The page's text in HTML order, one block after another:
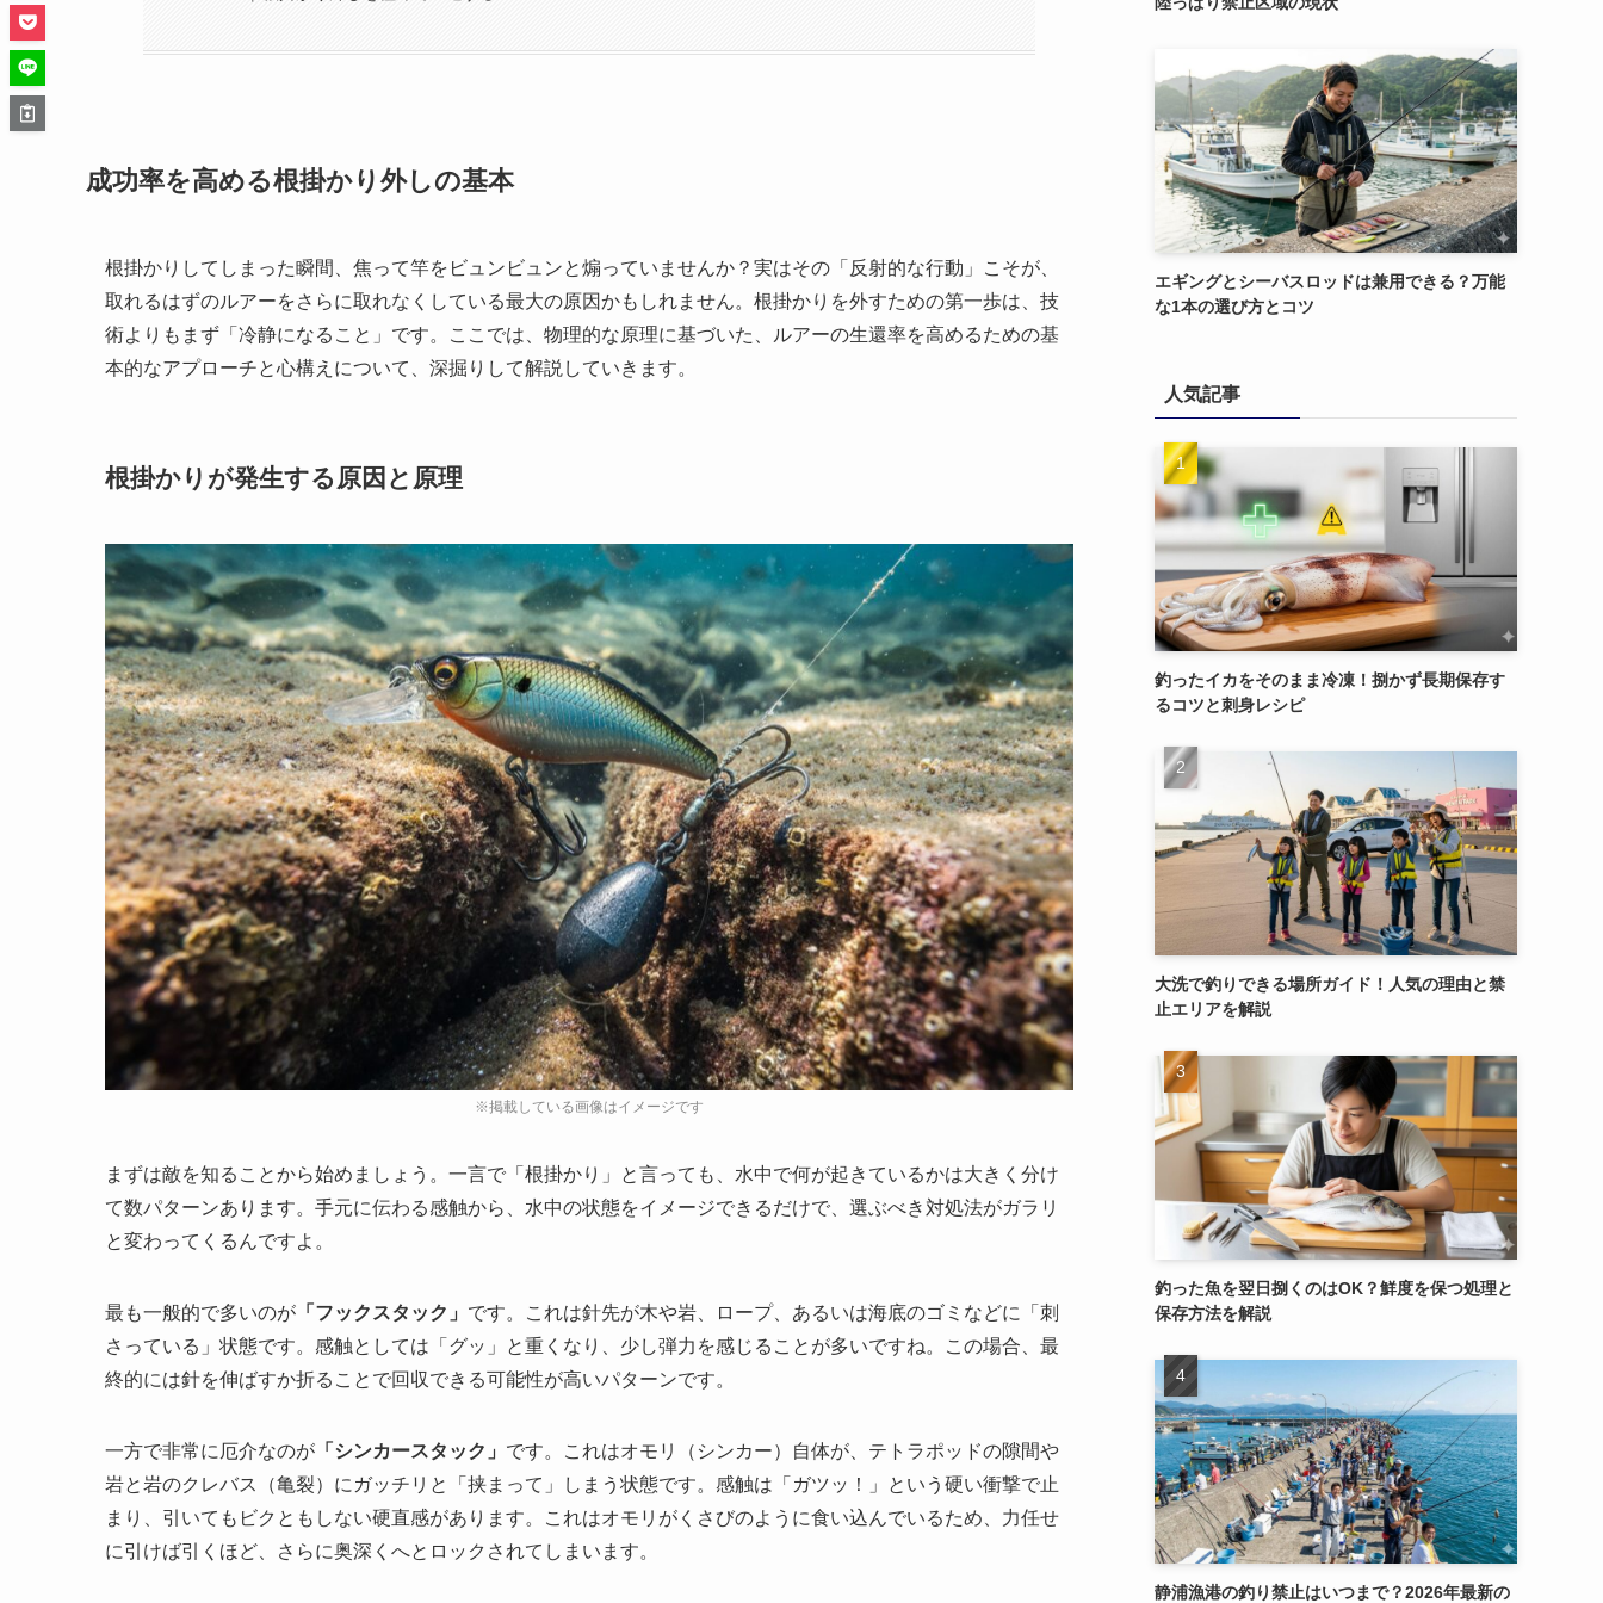
成功率を高める根掛かり外しの基本
根掛かりしてしまった瞬間、焦って竿をビュンビュンと煽っていませんか？実はその「反射的な行動」こそが、
取れるはずのルアーをさらに取れなくしている最大の原因かもしれません。根掛かりを外すための第一歩は、技
術よりもまず「冷静になること」です。ここでは、物理的な原理に基づいた、ルアーの生還率を高めるための基
本的なアプローチと心構えについて、深掘りして解説していきます。
根掛かりが発生する原因と原理
まずは敵を知ることから始めましょう。一言で「根掛かり」と言っても、水中で何が起きているかは大きく分け
て数パターンあります。手元に伝わる感触から、水中の状態をイメージできるだけで、選ぶべき対処法がガラリ
と変わってくるんですよ。
最も一般的で多いのが 「フックスタック」 です。これは針先が木や岩、ロープ、あるいは海底のゴミなどに「刺
さっている」状態です。感触としては「グッ」と重くなり、少し弾力を感じることが多いですね。この場合、最
終的には針を伸ばすか折ることで回収できる可能性が高いパターンです。
一方で非常に厄介なのが 「シンカースタック」 です。これはオモリ（シンカー）自体が、テトラポッドの隙間や
岩と岩のクレバス（亀裂）にガッチリと「挟まって」しまう状態です。感触は「ガツッ！」という硬い衝撃で止
まり、引いてもビクともしない硬直感があります。これはオモリがくさびのように食い込んでいるため、力任せ
に引けば引くほど、さらに奥深くへとロックされてしまいます。
エギングとシーバスロッドは兼用できる？万能
な1本の選び方とコツ
人気記事
釣ったイカをそのまま冷凍！捌かず長期保存す
るコツと刺身レシピ
大洗で釣りできる場所ガイド！人気の理由と禁
止エリアを解説
釣った魚を翌日捌くのはOK？鮮度を保つ処理と
保存方法を解説
静浦漁港の釣り禁止はいつまで？2026年最新の